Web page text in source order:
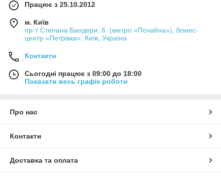
Працює з 25.10.2012
м. Київ
пр-т Степана Бандери, 6. (метро «Почайна»), бізнес-
центр «Петрівка», Київ, Україна
Контакти
Сьогодні працює з 09:00 до 18:00
Показати весь графік роботи
Про нас
Контакти
Доставка та оплата